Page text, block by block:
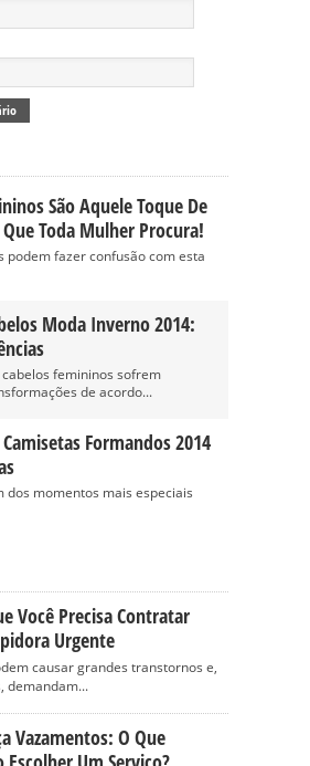
São Aquele Toque De
Toda Mulher Procura!
podem fazer confusão com esta
Moda Inverno 2014:
cabelos femininos sofrem
de acordo...
Formandos 2014
dos momentos mais especiais
Você Precisa Contratar
Urgente
causar grandes transtornos e,
demandam...
Vazamentos: O Que